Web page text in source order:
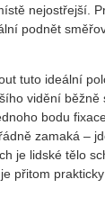
nejostřejší.
podnět
tuto ideální
vidění běžně
bodu
zamaká –
je lidské tělo
přitom